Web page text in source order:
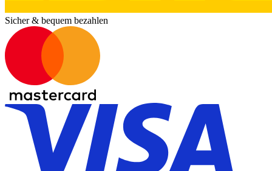
Sicher & bequem bezahlen